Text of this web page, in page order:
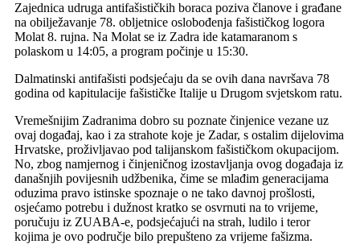
Zajednica udruga antifašističkih boraca poziva članove i građane
na obilježavanje 78. obljetnice oslobođenja fašističkog logora
Molat 8. rujna. Na Molat se iz Zadra ide katamaranom s
polaskom u 14:05, a program počinje u 15:30.
Dalmatinski antifašisti podsjećaju da se ovih dana navršava 78
godina od kapitulacije fašističke Italije u Drugom svjetskom ratu.
Vremešnijim Zadranima dobro su poznate činjenice vezane uz
ovaj događaj, kao i za strahote koje je Zadar, s ostalim dijelovima
Hrvatske, proživljavao pod talijanskom fašističkom okupacijom.
No, zbog namjernog i činjeničnog izostavljanja ovog događaja iz
današnjih povijesnih udžbenika, čime se mlađim generacijama
oduzima pravo istinske spoznaje o ne tako davnoj prošlosti,
osjećamo potrebu i dužnost kratko se osvrnuti na to vrijeme,
poručuju iz ZUABA-e, podsjećajući na strah, ludilo i teror
kojima je ovo područje bilo prepušteno za vrijeme fašizma.